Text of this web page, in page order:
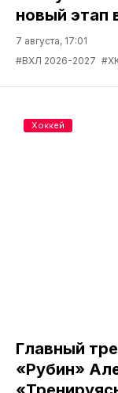
новый этап
7 августа, 17:01
#ВХЛ 2026-2027
Главный
«Рубин»
Хоккей